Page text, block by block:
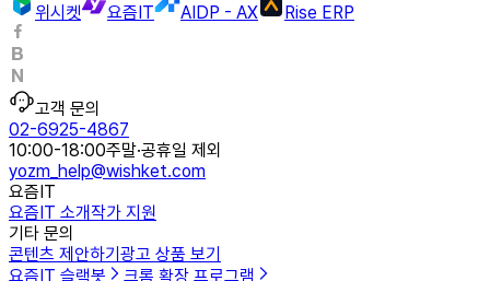
위시켓
요즘IT AIDP - AX Rise ERP
고객 문의
02-6925-4867
10:00-18:00주말·공휴일 제외
yozm_help@wishket.com
요즘IT
요즘IT 소개작가 지원
기타 문의
콘텐츠 제안하기 광고 상품 보기
요즘IT 슬랙봇
크롬 확장 프로그램